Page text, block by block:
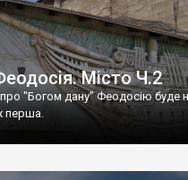
Місто Ч.2
про "Богом дану" Феодосію буде
перша.